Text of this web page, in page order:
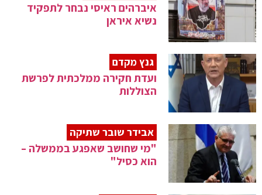
איברהים ראיסי נבחר לתפקיד
נשיא איראן
גנץ מקדם
ועדת חקירה ממלכתית לפרשת
הצוללות
אבידר שובר שתיקה
"מי שחושב שאפגע בממשלה –
הוא כסיל"